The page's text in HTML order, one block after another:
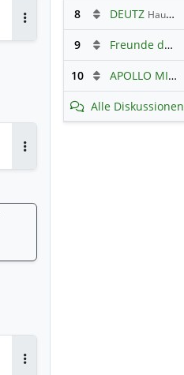
Antworten
8 DEUTZ Hauptdiskussion
9 Freunde der Telekom
10 APOLLO MINERALS
Alle Diskussionen